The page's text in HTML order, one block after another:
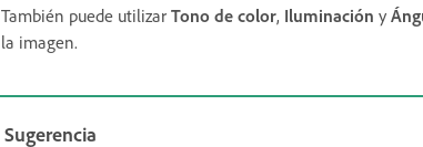
También puede utilizar Tono de color, Iluminación y
la imagen.
Sugerencia